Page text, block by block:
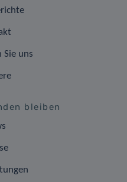
Sie uns
bleiben